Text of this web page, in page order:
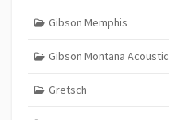
Gibson Memphis
Gibson Montana Acoustic
Gretsch